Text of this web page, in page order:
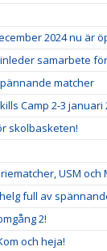
2024 nu är
samarbete
matcher
Camp 2-3 januari
skolbasketen!
USM och
full av
2!
och heja!